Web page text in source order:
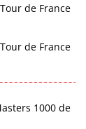
de France
de France
1000 de